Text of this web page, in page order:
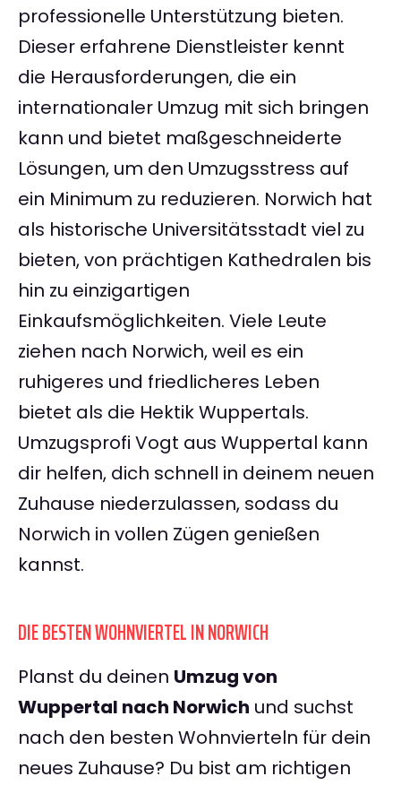
professionelle Unterstützung bieten.
Dieser erfahrene Dienstleister kennt
die Herausforderungen, die ein
internationaler Umzug mit sich bringen
kann und bietet maßgeschneiderte
Lösungen, um den Umzugsstress auf
ein Minimum zu reduzieren. Norwich hat
als historische Universitätsstadt viel zu
bieten, von prächtigen Kathedralen bis
hin zu einzigartigen
Einkaufsmöglichkeiten. Viele Leute
ziehen nach Norwich, weil es ein
ruhigeres und friedlicheres Leben
bietet als die Hektik Wuppertals.
Umzugsprofi Vogt aus Wuppertal kann
dir helfen, dich schnell in deinem neuen
Zuhause niederzulassen, sodass du
Norwich in vollen Zügen genießen
kannst.
DIE BESTEN WOHNVIERTEL IN NORWICH
Planst du deinen Umzug von
Wuppertal nach Norwich und suchst
nach den besten Wohnvierteln für dein
neues Zuhause? Du bist am richtigen